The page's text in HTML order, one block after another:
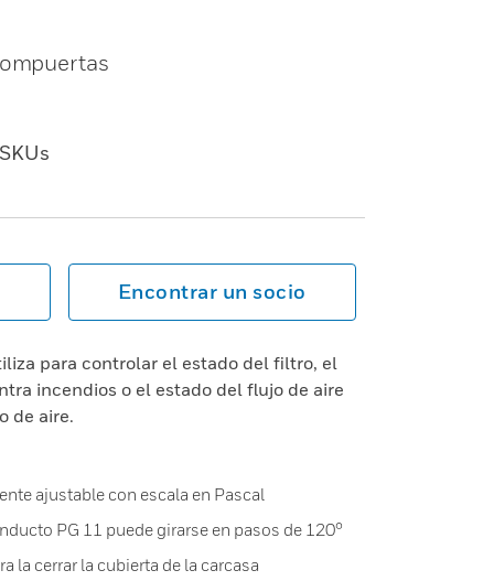
SKUs
Encontrar un socio
para controlar el estado del filtro, el
incendios o el estado del flujo de aire
de aire.
ajustable con escala en Pascal
PG 11 puede girarse en pasos de 120°
la cerrar la cubierta de la carcasa